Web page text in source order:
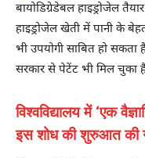
बायोडिग्रेडेबल हाइड्रोजेल
हाइड्रोजेल खेती में पानी के
भी उपयोगी साबित हो
सरकार से पेटेंट भी मिल चुका
विश्वविद्यालय में ‘एक
इस शोध की शुरुआत की